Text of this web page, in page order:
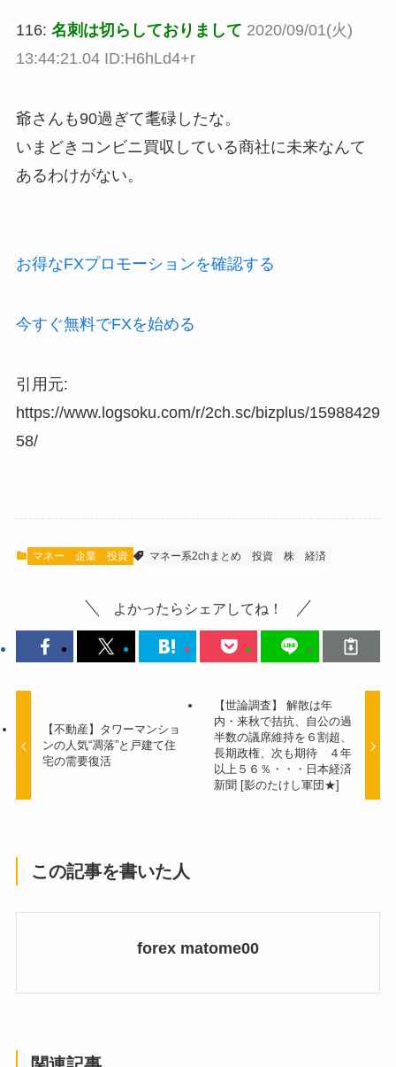
116: 名刺は切らしておりまして 2020/09/01(火)
13:44:21.04 ID:H6hLd4+r
爺さんも90過ぎて耄碌したな。
いまどきコンビニ買収している商社に未来なんて
あるわけがない。
お得なFXプロモーションを確認する
今すぐ無料でFXを始める
引用元:
https://www.logsoku.com/r/2ch.sc/bizplus/15988429
58/
マネー 企業 投資 マネー系2chまとめ 投資 株 経済
よかったらシェアしてね！
【不動産】タワーマンショ
ンの人気“凋落”と戸建て住
宅の需要復活
【世論調査】 解散は年
内・来秋で拮抗、自公の過
半数の議席維持を６割超、
長期政権、次も期待 ４年
以上５６％・・・日本経済
新聞 [影のたけし軍団★]
この記事を書いた人
forex matome00